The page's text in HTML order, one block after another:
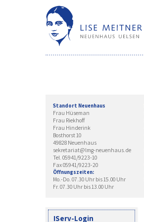
Standort Neuenhaus
Frau Hüseman
Frau Riekhoff
Frau Hinderink
Bosthorst 10
49828 Neuenhaus
sekretariat@lmg-neuenhaus.de
Tel. 05941/9223-10
Fax 05941/9223-20
Öffnungszeiten:
Mo.-Do. 07.30 Uhr bis 15.00 Uhr
Fr. 07.30 Uhr bis 13.00 Uhr
IServ-Login